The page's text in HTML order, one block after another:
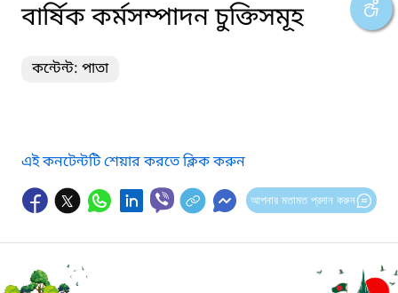
বার্ষিক কর্মসম্পাদন চুক্তিসমূহ
কন্টেন্ট: পাতা
এই কনটেন্টটি শেয়ার করতে ক্লিক করুন
আপনার মতামত প্রদান করুন